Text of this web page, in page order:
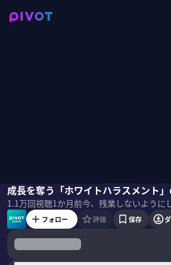
成長を奪う「ホワイトハラスメント
1.1万回視聴1か月前
関根貴広西川典孝
フォロー 評価 保存